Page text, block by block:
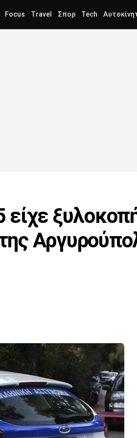
Focus Travel Σπορ Tech